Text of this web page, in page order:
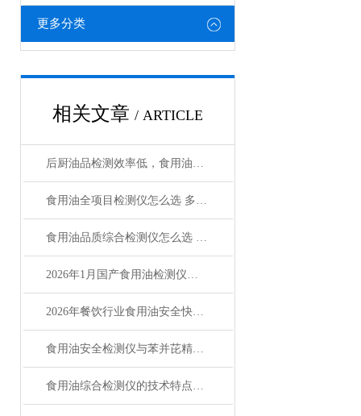
更多分类
相关文章 / ARTICLE
后厨油品检测效率低，食用油检测仪快速出结果
食用油全项目检测仪怎么选 多品牌对比与采购指南
食用油品质综合检测仪怎么选 型号价格全攻略
2026年1月国产食用油检测仪综合竞争力排名正式揭晓
2026年餐饮行业食用油安全快检方案：莱恩德智能科技便携式解决方案
食用油安全检测仪与苯并芘精准检测方案介绍
食用油综合检测仪的技术特点与应用